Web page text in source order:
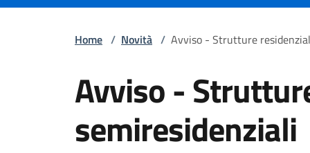
Home / Novità / Avviso - Strutture
Avviso -
semiresidenziali